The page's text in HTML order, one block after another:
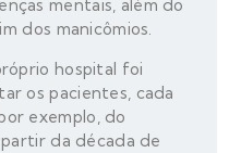
mentais, além do
dos manicômios.
hospital foi
os pacientes, cada
exemplo, do
da década de